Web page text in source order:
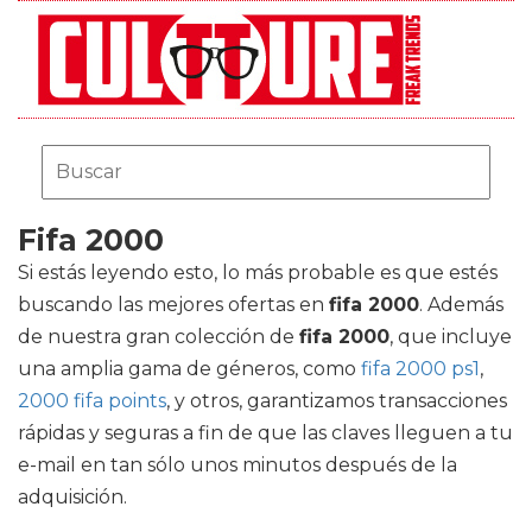
Fifa 2000
Si estás leyendo esto, lo más probable es que estés
buscando las mejores ofertas en fifa 2000. Además
de nuestra gran colección de fifa 2000, que incluye
una amplia gama de géneros, como fifa 2000 ps1,
2000 fifa points, y otros, garantizamos transacciones
rápidas y seguras a fin de que las claves lleguen a tu
e-mail en tan sólo unos minutos después de la
adquisición.